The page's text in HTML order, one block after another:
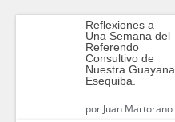
Reflexiones a
Una Semana del
Referendo
Consultivo de
Nuestra Guayana
Esequiba.
porJuan Martorano